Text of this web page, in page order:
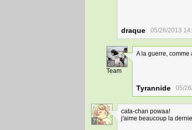
draque 05/26/2013
28
Team
A la guerre, comme
Tyrannide 05/
7
cata-chan powaa!
j'aime beaucoup la